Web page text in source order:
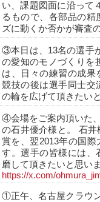
い、課題図面に沿って
るもので、各部品の
ズに動くか否かが審査
③本日は、13名の選手
の愛知のモノづくりを
は、日々の練習の成果
競技の後は選手同士交
の輪を広げて頂きたい
④会場をご案内頂いた
の石井優介様と。 石
賞を、翌2013年の国
す。選手の皆様には、
磨して頂きたいと思い
https://x.com/
①正午、名古屋クラウ